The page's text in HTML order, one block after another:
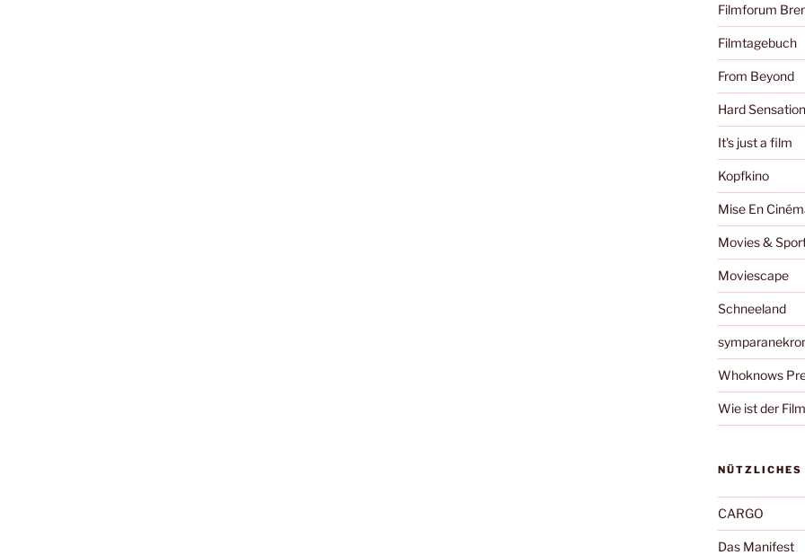
Filmforum
Filmtagebuch
From Beyond
Hard
It's just a film
Kopfkino
Mise En
Movies &
Moviescape
Schneeland
Whoknows
Wie ist der
NÜTZLICHES
CARGO
Das Manifest